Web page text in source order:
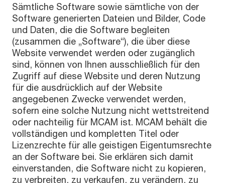
Sämtliche Software sowie sämtliche von der
Software generierten Dateien und Bilder, Code
und Daten, die die Software begleiten
(zusammen die „Software“), die über diese
Website verwendet werden oder zugänglich
sind, können von Ihnen ausschließlich für den
Zugriff auf diese Website und deren Nutzung
für die ausdrücklich auf der Website
angegebenen Zwecke verwendet werden,
sofern eine solche Nutzung nicht wettstreitend
oder nachteilig für MCAM ist. MCAM behält die
vollständigen und kompletten Titel oder
Lizenzrechte für alle geistigen Eigentumsrechte
an der Software bei. Sie erklären sich damit
einverstanden, die Software nicht zu kopieren,
zu verbreiten, zu verkaufen, zu verändern, zu